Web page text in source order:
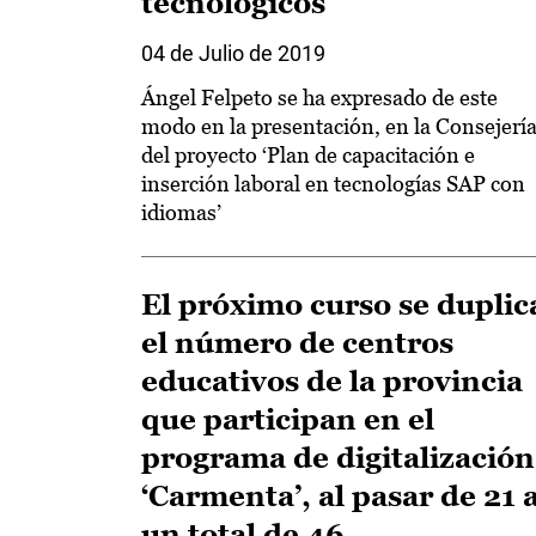
04 de Julio de 2019
Ángel Felpeto se ha expresado de este
modo en la presentación, en la
del proyecto ‘Plan de capacitación e
inserción laboral en tecnologías SAP con
idiomas’
El próximo curso se
el número de centros
educativos de la provincia
que participan en el
programa de digitalización
‘Carmenta’, al pasar de 21